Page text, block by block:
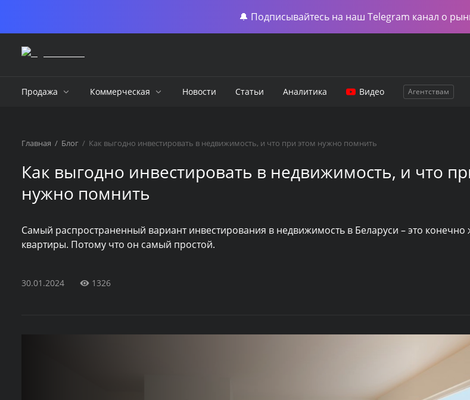
🔔 Подписывайтесь на наш Telegram канал о
Продажа Коммерческая Новости Статьи Аналитика Видео Агентствам
Главная / Блог / Как выгодно инвестировать в недвижимость, и что при этом нужно помнить
Как выгодно инвестировать в недвижимость, и что
нужно помнить
Самый распространенный вариант инвестирования в недвижимость в Беларуси – это конечно
квартиры. Потому что он самый простой.
30.01.2024 1326